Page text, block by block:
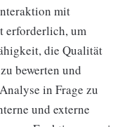
mit
erforderlich, um
die Qualität
bewerten und
in Frage zu
und externe